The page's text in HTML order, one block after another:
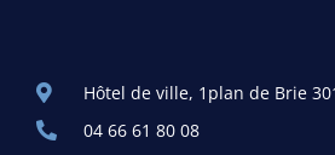
Hôtel de ville, 1plan de Brie
04 66 61 80 08